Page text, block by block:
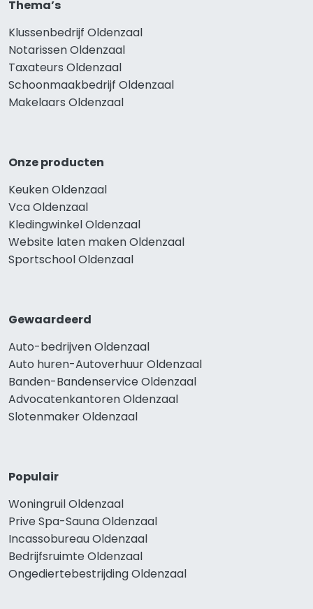
Thema’s
Klussenbedrijf Oldenzaal
Notarissen Oldenzaal
Taxateurs Oldenzaal
Schoonmaakbedrijf Oldenzaal
Makelaars Oldenzaal
Onze producten
Keuken Oldenzaal
Vca Oldenzaal
Kledingwinkel Oldenzaal
Website laten maken Oldenzaal
Sportschool Oldenzaal
Gewaardeerd
Auto-bedrijven Oldenzaal
Auto huren-Autoverhuur Oldenzaal
Banden-Bandenservice Oldenzaal
Advocatenkantoren Oldenzaal
Slotenmaker Oldenzaal
Populair
Woningruil Oldenzaal
Prive Spa-Sauna Oldenzaal
Incassobureau Oldenzaal
Bedrijfsruimte Oldenzaal
Ongediertebestrijding Oldenzaal